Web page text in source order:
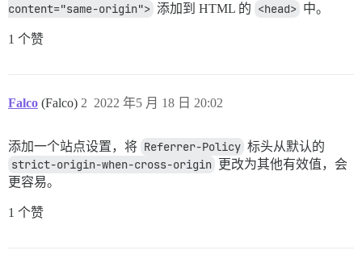
content="same-origin"> 添加到 HTML 的 <head> 中。
1 个赞
Falco (Falco) 2022 年5 月 18 日 20:02
2
添加一个站点设置，将 Referrer-Policy 标头从默认的
strict-origin-when-cross-origin 更改为其他有效值，会
更容易。
1 个赞